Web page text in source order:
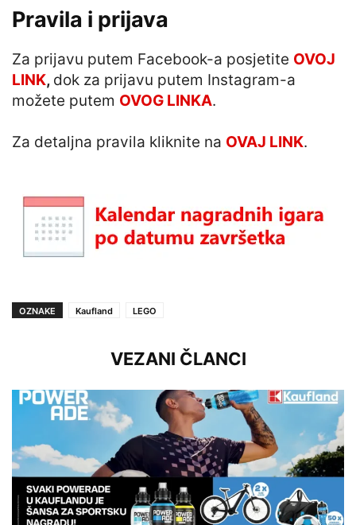
Pravila i prijava
Za prijavu putem Facebook-a posjetite OVOJ
LINK, dok za prijavu putem Instagram-a
možete putem OVOG LINKA.
Za detaljna pravila kliknite na OVAJ LINK.
OZNAKE Kaufland LEGO
VEZANI ČLANCI